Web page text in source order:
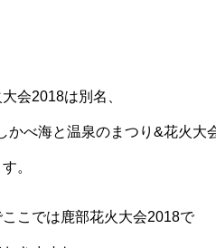
会2018は別名、
かべ海と温泉のまつり&花火大
。
こでは鹿部花火大会2018で